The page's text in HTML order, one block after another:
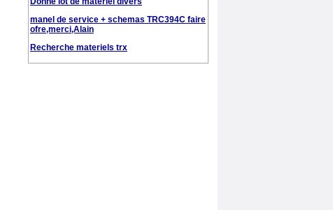
manel de service + schemas TRC394C faire
ofre,merci,Alain
Recherche materiels trx
Vends YAESU FT-450D